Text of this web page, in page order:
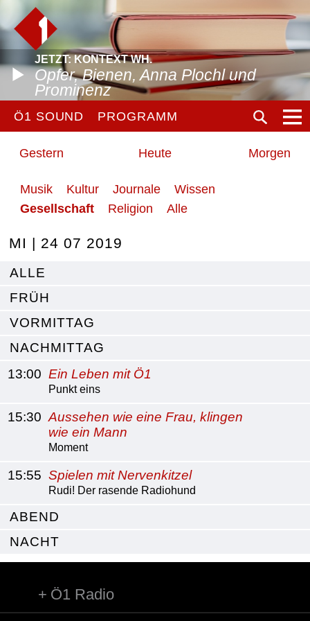
JETZT: KONTEXT WH.
Opfer, Bienen, Anna Plochl und
Prominenz
Ö1 SOUND PROGRAMM
Gestern Heute Morgen
Musik Kultur Journale
Wissen
Gesellschaft
Religion Alle
MI | 24 07 2019
ALLE
FRÜH
VORMITTAG
NACHMITTAG
13:00 Ein Leben mit Ö1
Punkt eins
15:30 Aussehen wie eine Frau, klingen
wie ein Mann
Moment
15:55 Spielen mit Nervenkitzel
Rudi! Der rasende Radiohund
ABEND
NACHT
Ö1 Radio